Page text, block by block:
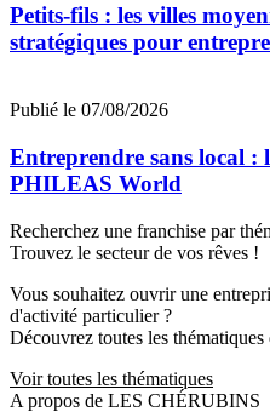
Petits-fils : les villes
stratégiques pour
Publié le 07/08/2026
Entreprendre sans local :
PHILEAS World
Recherchez une franchise par
Trouvez le secteur de vos rêves !
Vous souhaitez ouvrir une
d'activité particulier ?
Découvrez toutes les thématiques
Voir toutes les thématiques
A propos de LES CHÉRUBINS